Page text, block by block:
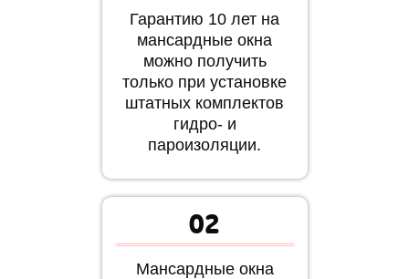
Гарантию 10 лет на
мансардные окна
можно получить
только при установке
штатных комплектов
гидро- и
пароизоляции.
02
Мансардные окна